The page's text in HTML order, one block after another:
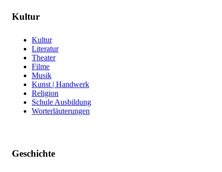
Kultur
Kultur
Literatur
Theater
Filme
Musik
Kunst | Handwerk
Religion
Schule Ausbildung
Worterläuterungen
Geschichte